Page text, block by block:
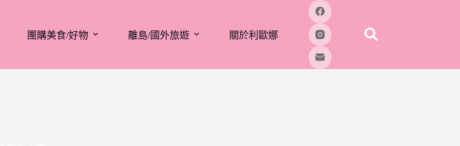
團購美食/好物 離島/國外旅遊 關於利歐娜